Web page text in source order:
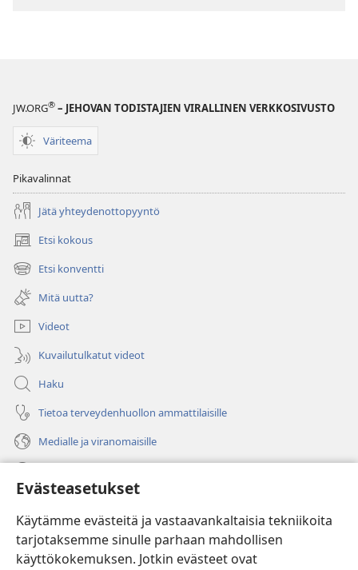
Evästeasetukset
Käytämme evästeitä ja vastaavankaltaisia tekniikoita
tarjotaksemme sinulle parhaan mahdollisen
käyttökokemuksen. Jotkin evästeet ovat
JW.ORG® – JEHOVAN TODISTAJIEN VIRALLINEN VERKKOSIVUSTO
Väriteema
Pikavalinnat
Jätä yhteydenottopyyntö
Etsi kokous
(avaa
uuden
ikkunan)
Etsi konventti
(avaa
uuden
ikkunan)
Mitä uutta?
Videot
Kuvailutulkatut videot
Haku
Tietoa terveydenhuollon ammattilaisille
Medialle ja viranomaisille
(avaa
uuden
ikkunan)Vartiotornin VERKKOKIRJASTO
(avaa